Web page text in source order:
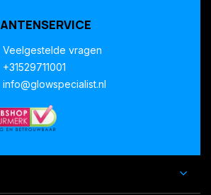
Veelgestelde vragen
+31529711001
info@glowspecialist.nl